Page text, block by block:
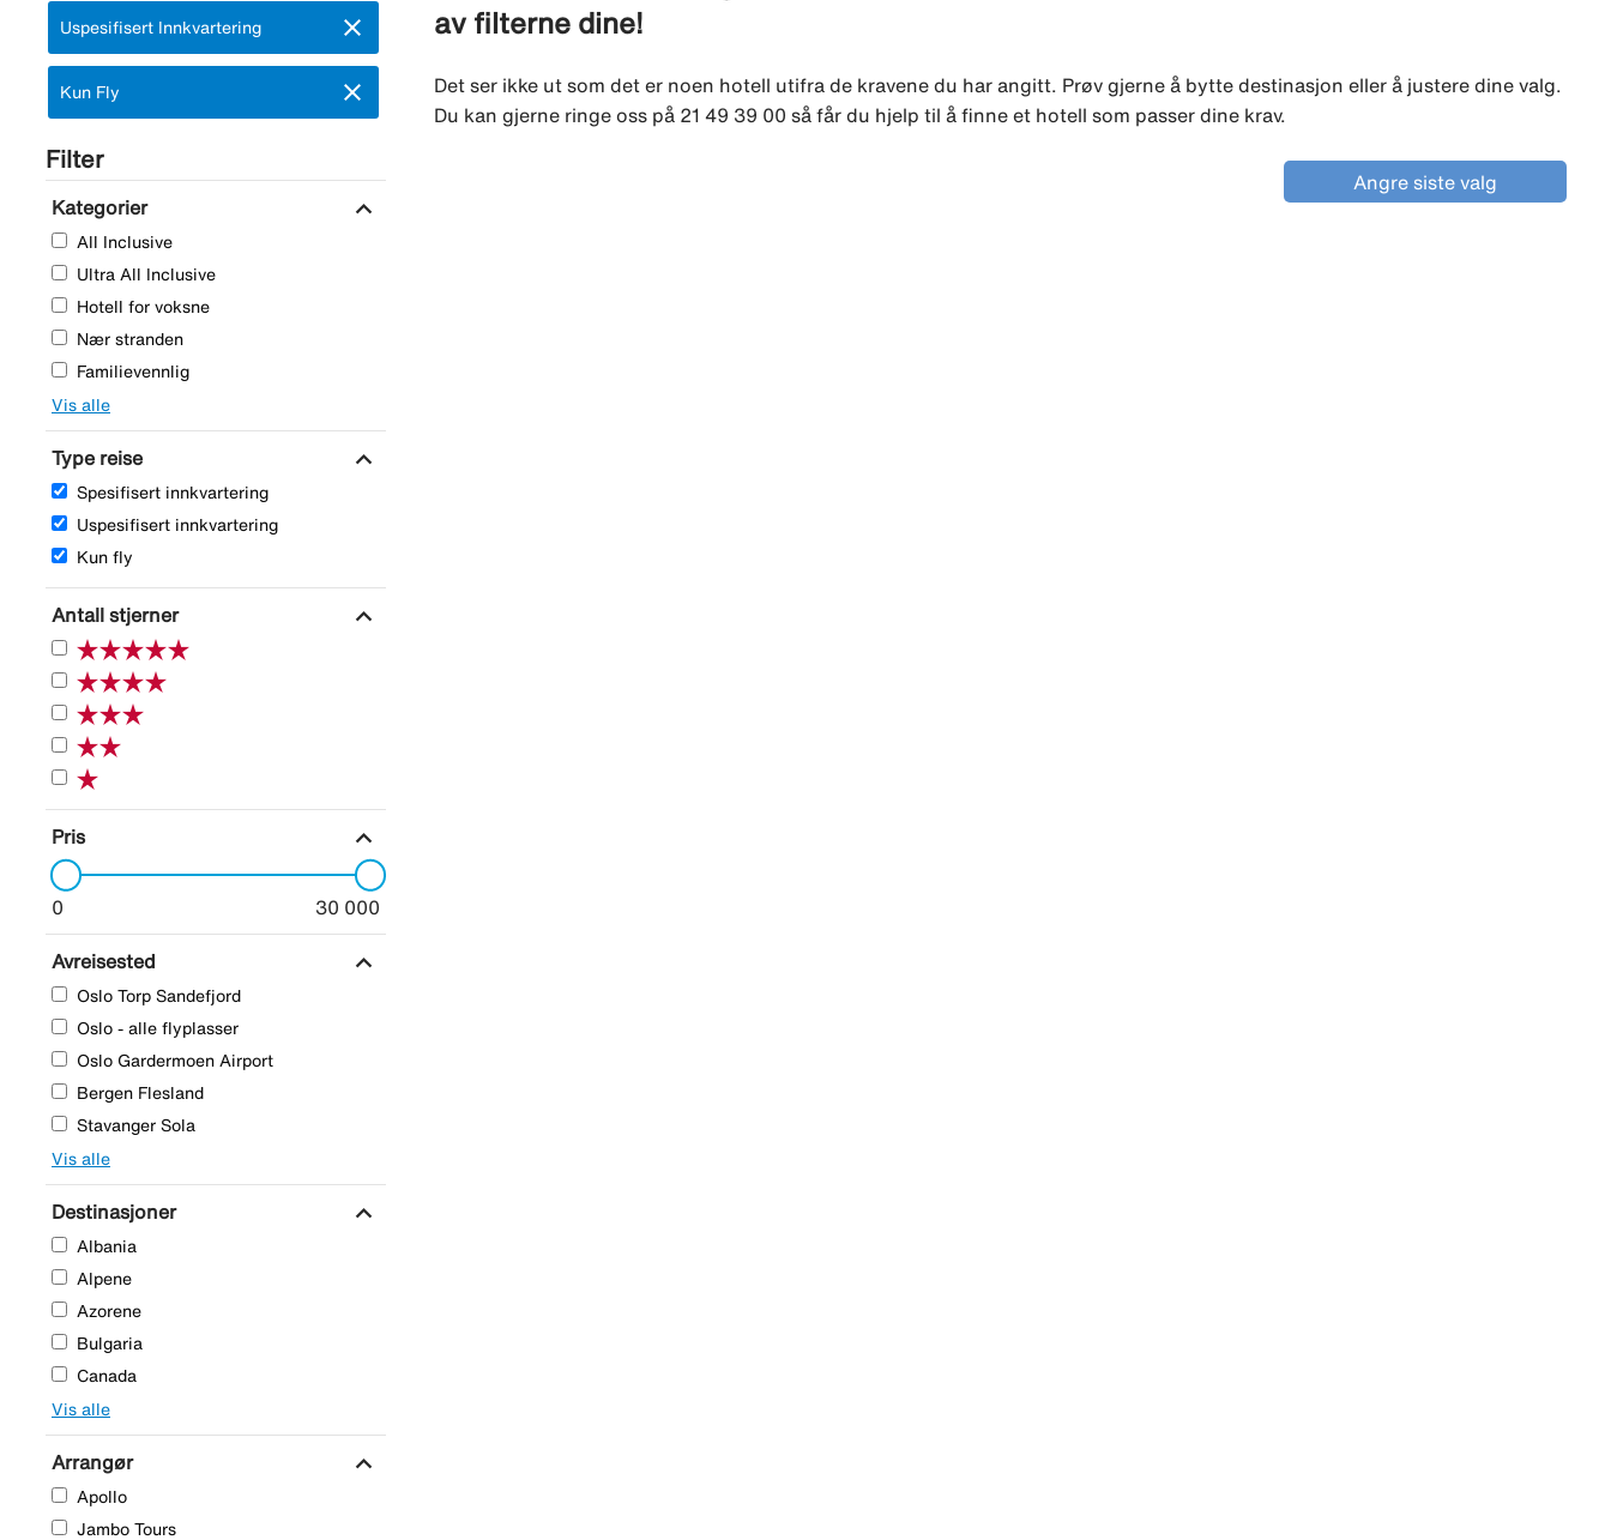
Fjern:
Uspesifisert Innkvartering close
Fjern:
Kun Fly close
Filter
Kategorier expand_more
All Inclusive
Ultra All Inclusive
Hotell for voksne
Nær stranden
Familievennlig
Vis alle
Type reise expand_more
Spesifisert innkvartering
Uspesifisert innkvartering
Kun fly
Antall stjerner expand_more
Pris expand_more
0 30 000
Avreisested expand_more
Oslo Torp Sandefjord
Oslo - alle flyplasser
Oslo Gardermoen Airport
Bergen Flesland
Stavanger Sola
Vis alle
Destinasjoner expand_more
Albania
Alpene
Azorene
Bulgaria
Canada
Vis alle
Arrangør expand_more
Apollo
Jambo Tours
av filterne dine!
Det ser ikke ut som det er noen hotell utifra de kravene du har angitt. Prøv gjerne å bytte destinasjon eller å justere dine valg.
Du kan gjerne ringe oss på 21 49 39 00 så får du hjelp til å finne et hotell som passer dine krav.
Angre siste valg